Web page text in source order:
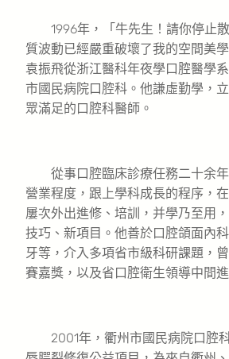
1996年，「牛先生！請你停止
質波動已經嚴重破壞了我的空間美
袁振飛從浙江醫科年夜學口腔醫學
市國民病院口腔科。他謙虛勤學，
眾滿足的口腔科醫師。
從事口腔臨床診療任務二十余年
營業程度，跟上學科成長的程序，
屢次外出進修、培訓，并學乃至用
技巧、新項目。他善於口腔頜面內
牙等，介入多項省市級科研課題，
賽嘉獎，以及省口腔衛生領導中間
2001年，衢州市國民病院口腔科